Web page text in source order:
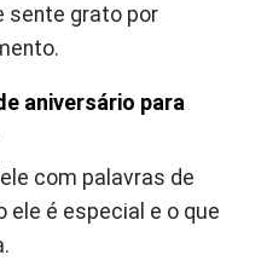
sente grato por
aniversário para
com palavras de
ele é especial e o que